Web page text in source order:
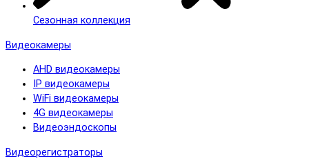
Сезонная коллекция
Видеокамеры
AHD видеокамеры
IP видеокамеры
WiFi видеокамеры
4G видеокамеры
Видеоэндоскопы
Видеорегистраторы